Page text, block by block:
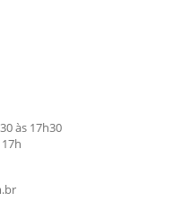
às 17h30